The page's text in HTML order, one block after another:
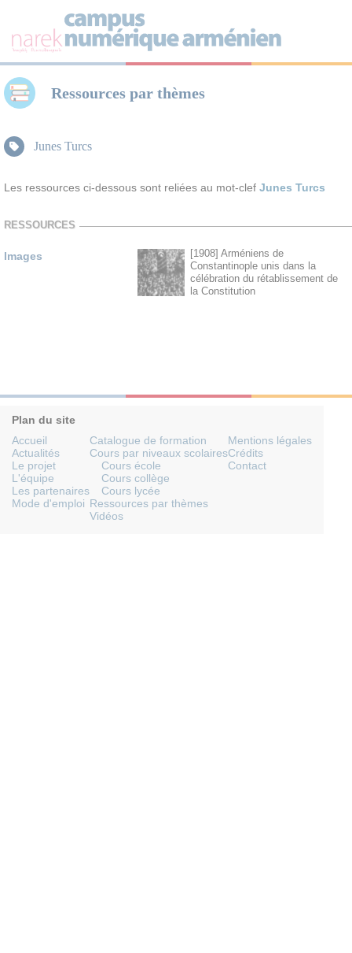
Ressources par thèmes
Junes Turcs
Les ressources ci-dessous sont reliées au mot-clef Junes Turcs
RESSOURCES
Images
[1908] Arméniens de
Constantinople unis dans la
célébration du rétablissement de
la Constitution
Plan du site
Accueil
Actualités
Le projet
L'équipe
Les partenaires
Mode d'emploi
Catalogue de formation
Cours par niveaux scolaires
Cours école
Cours collège
Cours lycée
Ressources par thèmes
Vidéos
Mentions légales
Crédits
Contact